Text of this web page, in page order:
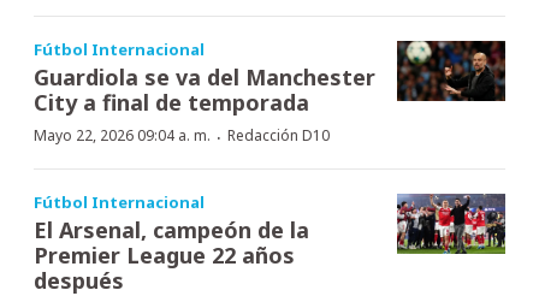
Fútbol Internacional
Guardiola se va del Manchester
City a final de temporada
Mayo 22, 2026 09:04 a. m. · Redacción D10
Fútbol Internacional
El Arsenal, campeón de la
Premier League 22 años
después